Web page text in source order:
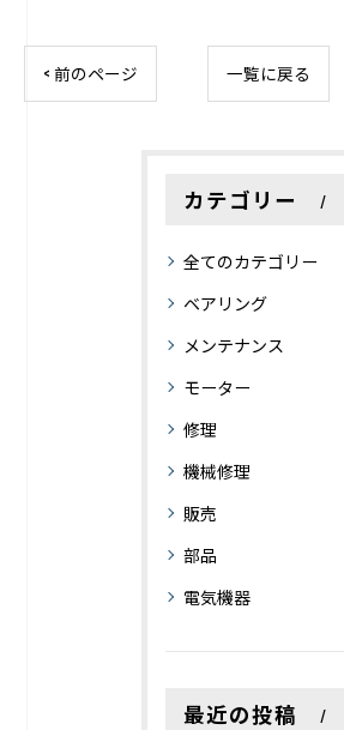
< 前のページ 一覧に戻る
カテゴリー
全てのカテゴリー
ベアリング
メンテナンス
モーター
修理
機械修理
販売
部品
電気機器
最近の投稿